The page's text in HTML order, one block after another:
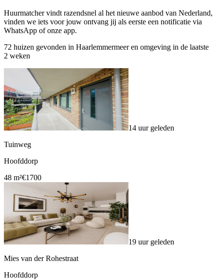
Huurmatcher vindt razendsnel al het nieuwe aanbod van Nederland,
vinden we iets voor jouw ontvang jij als eerste een notificatie via
WhatsApp of onze app.
72 huizen gevonden in Haarlemmermeer en omgeving in de laatste
2 weken
14 uur geleden
Tuinweg
Hoofddorp
48 m²€1700
19 uur geleden
Mies van der Rohestraat
Hoofddorp